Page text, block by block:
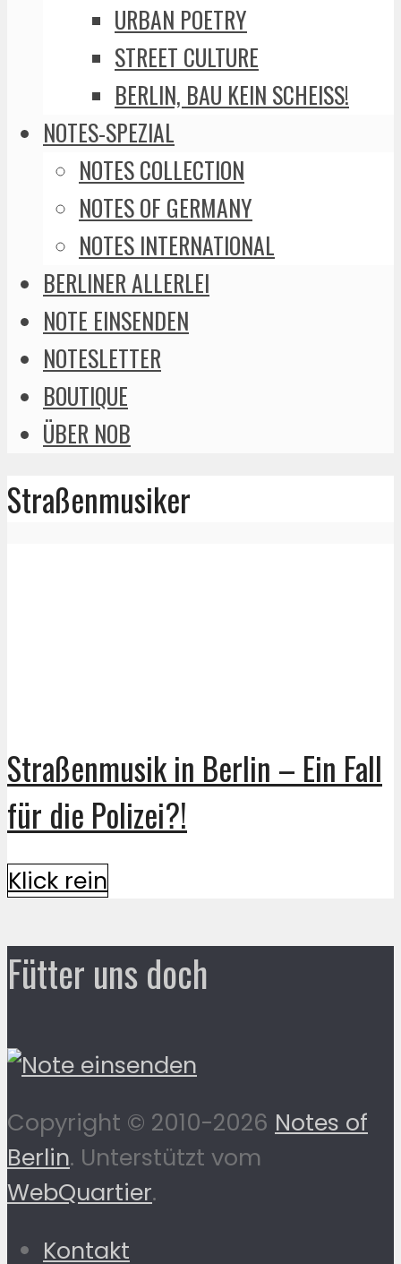
URBAN POETRY
STREET CULTURE
BERLIN, BAU KEIN SCHEISS!
NOTES-SPEZIAL
NOTES COLLECTION
NOTES OF GERMANY
NOTES INTERNATIONAL
BERLINER ALLERLEI
NOTE EINSENDEN
NOTESLETTER
BOUTIQUE
ÜBER NOB
Straßenmusiker
Straßenmusik in Berlin – Ein Fall
für die Polizei?!
Klick rein
Fütter uns doch
Copyright © 2010-2026 Notes of
Berlin. Unterstützt vom
WebQuartier.
Kontakt